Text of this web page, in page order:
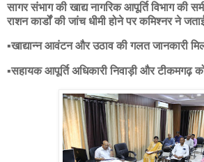
सागर संभाग की खाद्य नागरिक आपूर्ति विभाग की
राशन कार्डों की जांच धीमी होने पर कमिश्नर ने
▪️खाद्यान्न आवंटन और उठाव की गलत जानकारी
▪️सहायक आपूर्ति अधिकारी निवाड़ी और टीकमगढ़